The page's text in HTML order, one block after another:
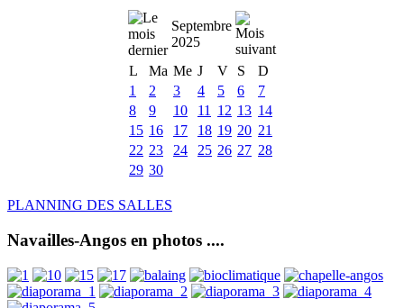
Septembre
2025
L
Ma Me J V S
D
1
2 3 4 5 6
7
8
9 10 11 12 13 14
15 16 17 18 19 20 21
22 23 24 25 26 27 28
29 30
PLANNING DES SALLES
Navailles-Angos en photos ....